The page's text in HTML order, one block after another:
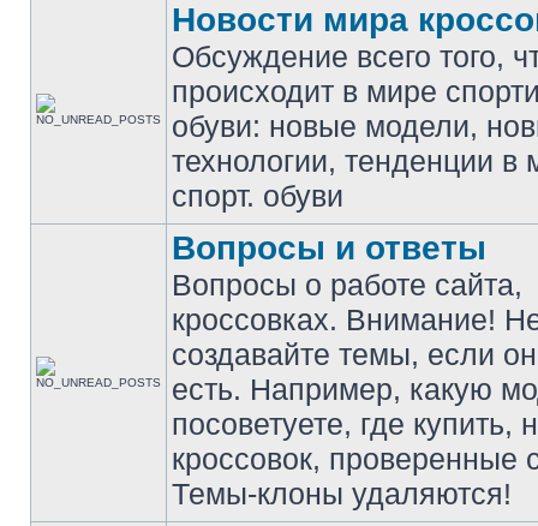
Новости мира
Обсуждение всего того,
происходит в мире
обуви: новые модели,
технологии, тенденции в
спорт. обуви
Вопросы и ответы
Вопросы о работе сайта,
кроссовках. Внимание!
создавайте темы, если
есть. Например, какую
посоветуете, где купить,
кроссовок, проверенные
Темы-клоны удаляются!